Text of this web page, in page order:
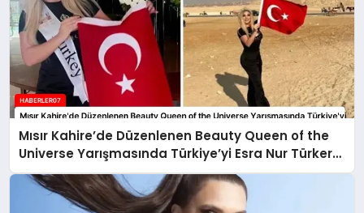
Mısır Kahire’de Düzenlenen Beauty Queen of the
Universe Yarışmasında Türkiye’yi Esra Nur Türker
Temsil Edecek